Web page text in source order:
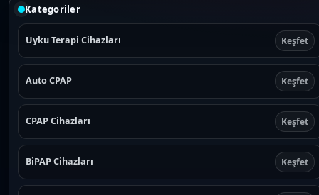
Kategoriler
Uyku Terapi Cihazları Keşfet
Auto CPAP Keşfet
CPAP Cihazları Keşfet
BiPAP Cihazları Keşfet